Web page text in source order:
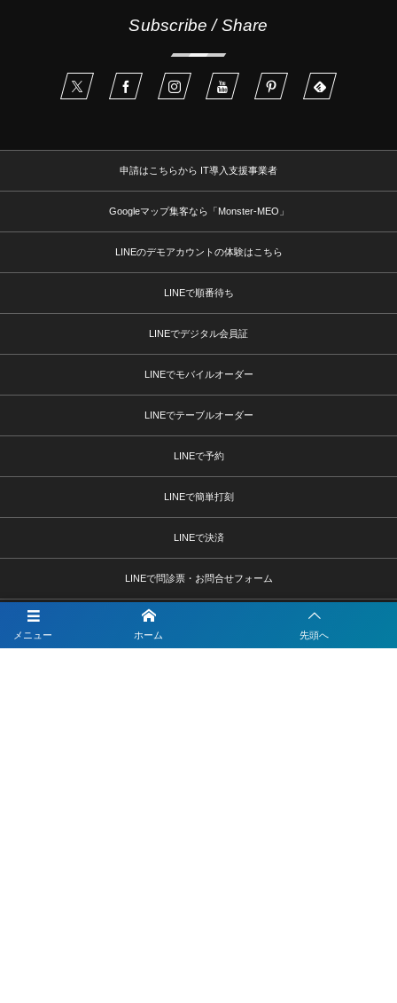
メニュー ホーム 先頭へ
Subscribe / Share
申請はこちらから IT導入支援事業者
Googleマップ集客なら「Monster-MEO」
LINEのデモアカウントの体験はこちら
LINEで順番待ち
LINEでデジタル会員証
LINEでモバイルオーダー
LINEでテーブルオーダー
LINEで予約
LINEで簡単打刻
LINEで決済
LINEで問診票・お問合せフォーム
LINEを活用した採用活動